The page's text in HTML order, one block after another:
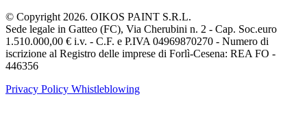
© Copyright 2026. OIKOS PAINT S.R.L.
Sede legale in Gatteo (FC), Via Cherubini n. 2 - Cap. Soc.euro
1.510.000,00 € i.v. - C.F. e P.IVA 04969870270 - Numero di
iscrizione al Registro delle imprese di Forlì-Cesena: REA FO -
446356
Privacy Policy Whistleblowing